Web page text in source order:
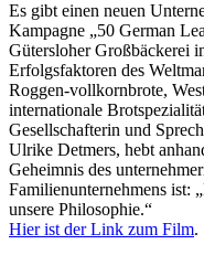
Es gibt einen neuen
Kampagne „50 German
Gütersloher Großbäckerei
Erfolgsfaktoren des
Roggen-vollkornbrote,
internationale
Gesellschafterin und
Ulrike Detmers, hebt
Geheimnis des
Familienunternehmens ist:
unsere Philosophie.“
Hier ist der Link zum Film.